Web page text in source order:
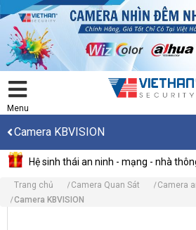
Menu
Camera KBVISION
Hệ sinh thái an ninh - mạng - nhà
Trang chủ Camera Quan Sát
Camera
Camera KBVISION